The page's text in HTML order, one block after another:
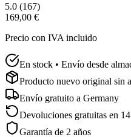
5.0 (167)
169,00 €
Precio con IVA incluido
En stock • Envío desde
Producto nuevo original sin
Envío gratuito a Germany
Devoluciones gratuitas en
Garantía de 2 años